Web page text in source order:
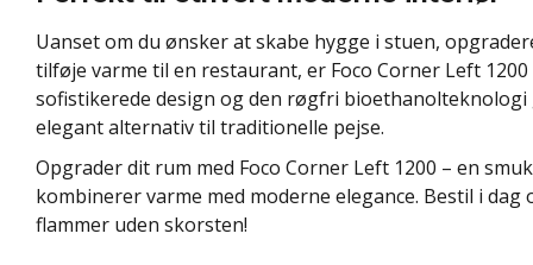
Uanset om du ønsker at skabe hygge i stuen,
tilføje varme til en restaurant, er Foco Corner Left
sofistikerede design og den røgfri
elegant alternativ til traditionelle pejse.
Opgrader dit rum med Foco Corner Left 1200 – en
kombinerer varme med moderne elegance. Bestil i
flammer uden skorsten!